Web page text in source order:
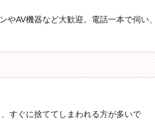
AV機器など大歓迎。電話一本で伺い、
すぐに捨ててしまわれる方が多いで